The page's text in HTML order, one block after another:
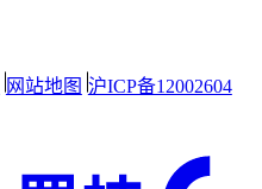
网站地图 沪ICP备12002604